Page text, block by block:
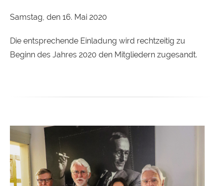
Samstag, den 16. Mai 2020
Die entsprechende Einladung wird rechtzeitig zu
Beginn des Jahres 2020 den Mitgliedern zugesandt.